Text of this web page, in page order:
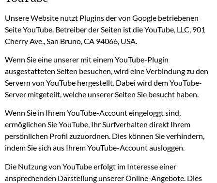
Unsere Website nutzt Plugins der von Google betriebenen
Seite YouTube. Betreiber der Seiten ist die YouTube, LLC, 901
Cherry Ave., San Bruno, CA 94066, USA.
Wenn Sie eine unserer mit einem YouTube-Plugin
ausgestatteten Seiten besuchen, wird eine Verbindung zu den
Servern von YouTube hergestellt. Dabei wird dem YouTube-
Server mitgeteilt, welche unserer Seiten Sie besucht haben.
Wenn Sie in Ihrem YouTube-Account eingeloggt sind,
ermöglichen Sie YouTube, Ihr Surfverhalten direkt Ihrem
persönlichen Profil zuzuordnen. Dies können Sie verhindern,
indem Sie sich aus Ihrem YouTube-Account ausloggen.
Die Nutzung von YouTube erfolgt im Interesse einer
ansprechenden Darstellung unserer Online-Angebote. Dies